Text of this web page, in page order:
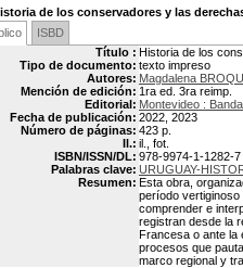
de los conservadores y las
ISBD
Título : Historia de los
Tipo de documento: texto impreso
Autores: Magdalena
Mención de edición: 1ra ed. 3ra reimp.
Editorial: Montevideo :
Fecha de publicación: 2022, 2023
Número de páginas: 423 p.
Il.: il., fot.
ISBN/ISSN/DL: 978-9974-1-1282-7
Palabras clave: URUGUAY-
Resumen: Esta obra,
período
comprender e
registran desde la
Francesa o ante la
procesos que
marco regional y